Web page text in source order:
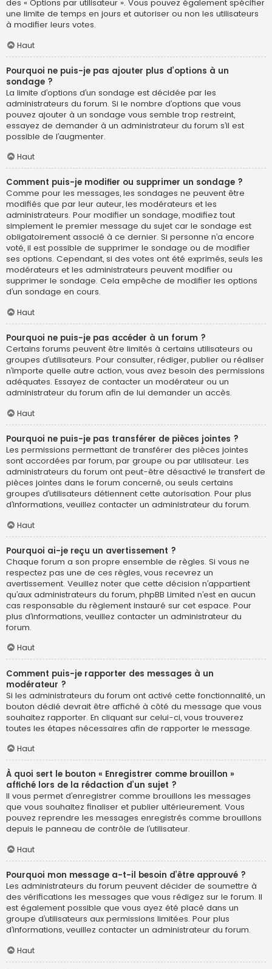
des « Options par utilisateur ». Vous pouvez également spécifier
une limite de temps en jours et autoriser ou non les utilisateurs
à modifier leurs votes.
Haut
Pourquoi ne puis-je pas ajouter plus d’options à un
sondage ?
La limite d’options d’un sondage est décidée par les
administrateurs du forum. Si le nombre d’options que vous
pouvez ajouter à un sondage vous semble trop restreint,
essayez de demander à un administrateur du forum s’il est
possible de l’augmenter.
Haut
Comment puis-je modifier ou supprimer un sondage ?
Comme pour les messages, les sondages ne peuvent être
modifiés que par leur auteur, les modérateurs et les
administrateurs. Pour modifier un sondage, modifiez tout
simplement le premier message du sujet car le sondage est
obligatoirement associé à ce dernier. Si personne n’a encore
voté, il est possible de supprimer le sondage ou de modifier
ses options. Cependant, si des votes ont été exprimés, seuls les
modérateurs et les administrateurs peuvent modifier ou
supprimer le sondage. Cela empêche de modifier les options
d’un sondage en cours.
Haut
Pourquoi ne puis-je pas accéder à un forum ?
Certains forums peuvent être limités à certains utilisateurs ou
groupes d’utilisateurs. Pour consulter, rédiger, publier ou réaliser
n’importe quelle autre action, vous avez besoin des permissions
adéquates. Essayez de contacter un modérateur ou un
administrateur du forum afin de lui demander un accès.
Haut
Pourquoi ne puis-je pas transférer de pièces jointes ?
Les permissions permettant de transférer des pièces jointes
sont accordées par forum, par groupe ou par utilisateur. Les
administrateurs du forum ont peut-être désactivé le transfert de
pièces jointes dans le forum concerné, ou seuls certains
groupes d’utilisateurs détiennent cette autorisation. Pour plus
d’informations, veuillez contacter un administrateur du forum.
Haut
Pourquoi ai-je reçu un avertissement ?
Chaque forum a son propre ensemble de règles. Si vous ne
respectez pas une de ces règles, vous recevrez un
avertissement. Veuillez noter que cette décision n’appartient
qu’aux administrateurs du forum, phpBB Limited n’est en aucun
cas responsable du règlement instauré sur cet espace. Pour
plus d’informations, veuillez contacter un administrateur du
forum.
Haut
Comment puis-je rapporter des messages à un
modérateur ?
Si les administrateurs du forum ont activé cette fonctionnalité, un
bouton dédié devrait être affiché à côté du message que vous
souhaitez rapporter. En cliquant sur celui-ci, vous trouverez
toutes les étapes nécessaires afin de rapporter le message.
Haut
À quoi sert le bouton « Enregistrer comme brouillon »
affiché lors de la rédaction d’un sujet ?
Il vous permet d’enregistrer comme brouillons les messages
que vous souhaitez finaliser et publier ultérieurement. Vous
pouvez reprendre les messages enregistrés comme brouillons
depuis le panneau de contrôle de l’utilisateur.
Haut
Pourquoi mon message a-t-il besoin d’être approuvé ?
Les administrateurs du forum peuvent décider de soumettre à
des vérifications les messages que vous rédigez sur le forum. Il
est également possible que vous ayez été placé dans un
groupe d’utilisateurs aux permissions limitées. Pour plus
d’informations, veuillez contacter un administrateur du forum.
Haut